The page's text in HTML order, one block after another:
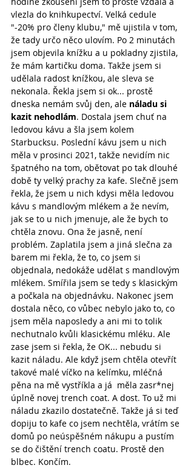
vlezla do knihkupectví. Velká cedule
"-20% pro členy klubu," mě ujistila v tom,
že tady určo něco ulovím. Po 2 minutách
jsem objevila knížku a u pokladny zjistila,
že mám kartičku doma. Takže jsem si
udělala radost knížkou, ale sleva se
nekonala. Řekla jsem si ok... prostě
dneska nemám svůj den, ale náladu si
kazit nehodlám. Dostala jsem chuť na
ledovou kávu a šla jsem kolem
Starbucksu. Poslední kávu jsem u nich
měla v prosinci 2021, takže nevidím nic
špatného na tom, obětovat po tak dlouhé
době ty velký prachy za kafe. Slečně jsem
řekla, že jsem u nich kdysi měla ledovou
kávu s mandlovým mlékem a že nevím,
jak se to u nich jmenuje, ale že bych to
chtěla znovu. Ona že jasně, není
problém. Zaplatila jsem a jiná slečna za
barem mi řekla, že to, co jsem si
objednala, nedokáže udělat s mandlovým
mlékem. Smířila jsem se tedy s klasickým
a počkala na objednávku. Nakonec jsem
dostala něco, co vůbec nebylo jako to, co
jsem měla naposledy a ani mi to tolik
nechutnalo kvůli klasickému mléku. Ale
zase jsem si řekla, že OK... nebudu si
kazit náladu. Ale když jsem chtěla otevřít
takové malé víčko na kelímku, mléčná
pěna na mě vystříkla a já  měla zasr*nej
úplně novej trench coat. A dost. To už mi
náladu zkazilo dostatečně. Takže já si teď
dopiju to kafe co jsem nechtěla, vrátím se
domů po neúspěšném nákupu a pustím
se do čištění trench coatu. Prostě den
blbec. Končím.